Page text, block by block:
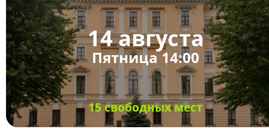
14 августа
Пятница 14:00
15 свободных мест